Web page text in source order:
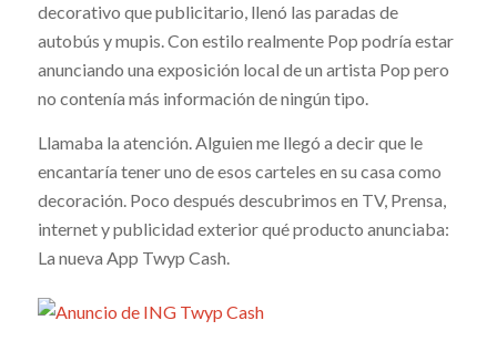
decorativo que publicitario, llenó las paradas de
autobús y mupis. Con estilo realmente Pop podría estar
anunciando una exposición local de un artista Pop pero
no contenía más información de ningún tipo.
Llamaba la atención. Alguien me llegó a decir que le
encantaría tener uno de esos carteles en su casa como
decoración. Poco después descubrimos en TV, Prensa,
internet y publicidad exterior qué producto anunciaba:
La nueva App Twyp Cash.